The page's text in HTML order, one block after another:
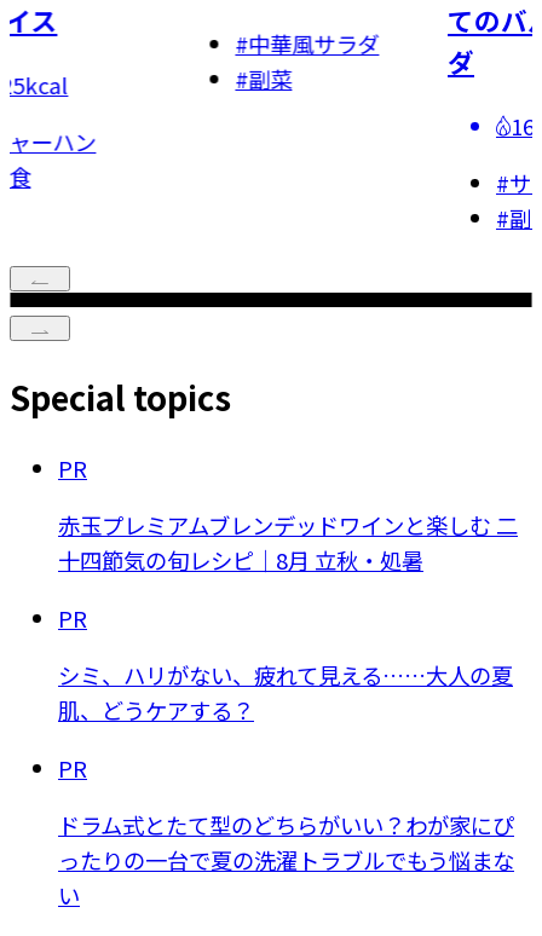
ン
中華風サラダ
副菜
てのバル
サラダ
副菜
Special topics
PR
赤玉プレミアムブレンデッドワインと楽しむ 二
十四節気の旬レシピ｜8月 立秋・処暑
PR
シミ、ハリがない、疲れて見える……大人の夏
肌、どうケアする？
PR
ドラム式とたて型のどちらがいい？わが家にぴ
ったりの一台で夏の洗濯トラブルでもう悩まな
い